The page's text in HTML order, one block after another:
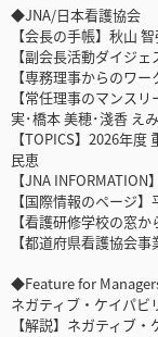
◆JNA/日本看護協会
【会長の手帳】秋山
【副会長活動ダイジ
【専務理事からのワ
【常任理事のマンス
実･橋本 美穂･淺香 え
【TOPICS】2026年
民恵
【JNA INFORMATION】
【国際情報のページ
【看護研修学校の窓
【都道府県看護協会
◆Feature for
ネガティブ・ケイパビ
【解説】ネガティブ